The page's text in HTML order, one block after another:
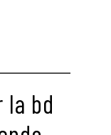
la bd